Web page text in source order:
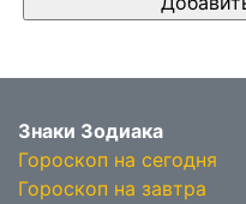
Знаки Зодиака
Гороскоп на сегодня
Гороскоп на завтра